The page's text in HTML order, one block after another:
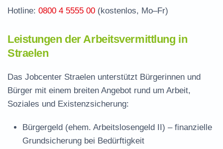
Hotline: 0800 4 5555 00 (kostenlos, Mo–Fr)
Leistungen der Arbeitsvermittlung in
Straelen
Das Jobcenter Straelen unterstützt Bürgerinnen und
Bürger mit einem breiten Angebot rund um Arbeit,
Soziales und Existenzsicherung:
Bürgergeld (ehem. Arbeitslosengeld II) – finanzielle
Grundsicherung bei Bedürftigkeit